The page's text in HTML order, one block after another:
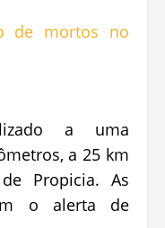
a uma
a 25 km
Propicia. As
o alerta de